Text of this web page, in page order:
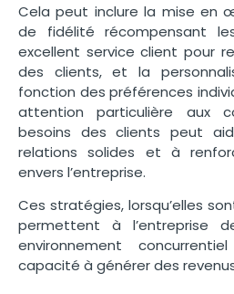
Cela peut inclure la mise en
de fidélité récompensant
excellent service client pour
des clients, et la
fonction des préférences
attention particulière aux
besoins des clients peut
relations solides et à
envers l’entreprise.
Ces stratégies, lorsqu’elles
permettent à l’entreprise
environnement
capacité à générer des